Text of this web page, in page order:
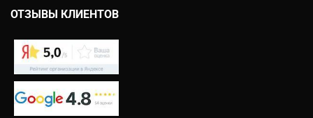
ОТЗЫВЫ КЛИЕНТОВ